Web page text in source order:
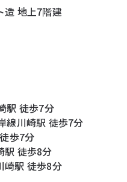
造 地上7階建
駅 徒歩7分
線川崎駅 徒歩7分
歩7分
駅 徒歩8分
崎駅 徒歩8分